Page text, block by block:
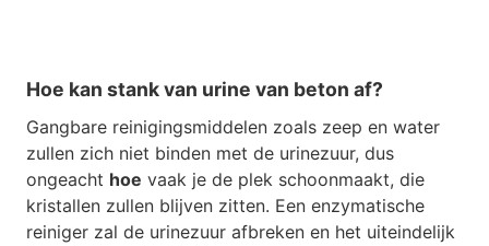
Hoe kan stank van urine van beton af?
Gangbare reinigingsmiddelen zoals zeep en water
zullen zich niet binden met de urinezuur, dus
ongeacht hoe vaak je de plek schoonmaakt, die
kristallen zullen blijven zitten. Een enzymatische
reiniger zal de urinezuur afbreken en het uiteindelijk